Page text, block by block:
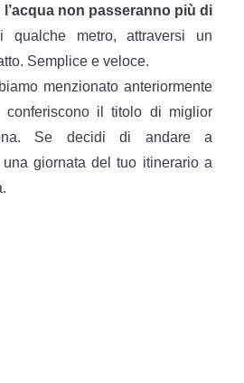
non passeranno più di
qualche metro, attraversi un
Semplice e veloce.
menzionato anteriormente
il titolo di miglior
Se decidi di andare a
giornata del tuo itinerario a